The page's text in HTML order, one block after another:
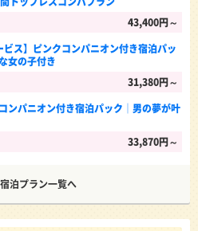
43,400円～
ビス】ピンクコンパニオン付き宿泊パッ
女の子付き
31,380円～
ンパニオン付き宿泊パック│男の夢が叶
33,870円～
泊プラン一覧へ